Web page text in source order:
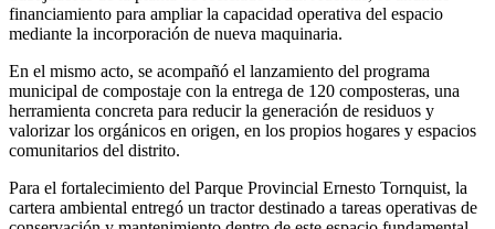
financiamiento para ampliar la capacidad operativa del espacio
mediante la incorporación de nueva maquinaria.
En el mismo acto, se acompañó el lanzamiento del programa
municipal de compostaje con la entrega de 120 composteras, una
herramienta concreta para reducir la generación de residuos y
valorizar los orgánicos en origen, en los propios hogares y espacios
comunitarios del distrito.
Para el fortalecimiento del Parque Provincial Ernesto Tornquist, la
cartera ambiental entregó un tractor destinado a tareas operativas de